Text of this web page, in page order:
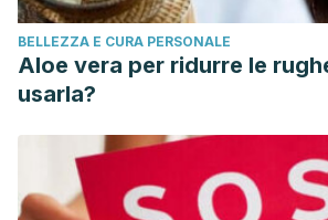
BELLEZZA E CURA PERSONALE
Aloe vera per ridurre le
usarla?